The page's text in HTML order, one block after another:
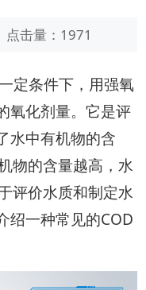
点击量：1971
定条件下，用强氧
氧化剂量。它是评
水中有机物的含
物的含量越高，水
评价水质和制定水
绍一种常见的COD